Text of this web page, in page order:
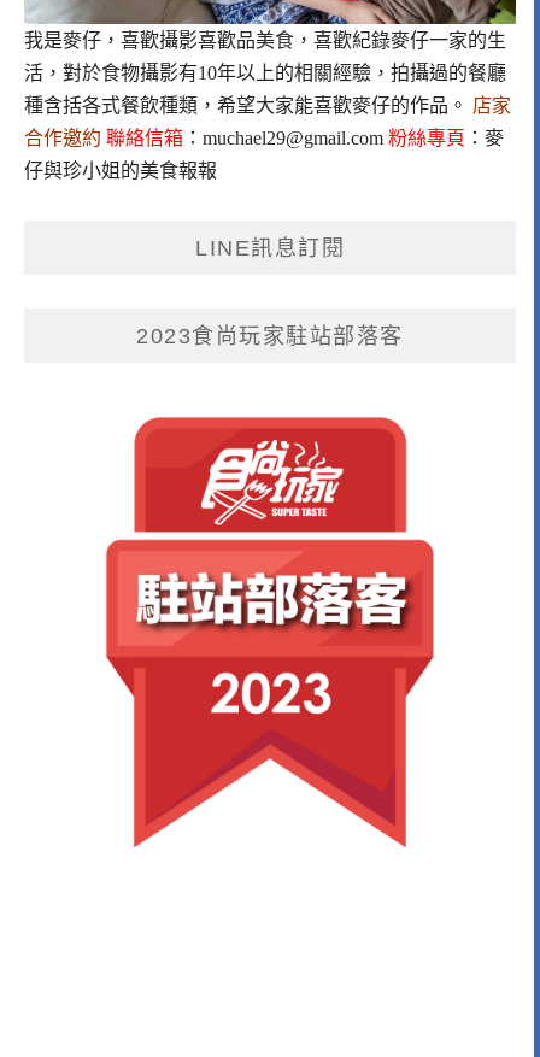
我是麥仔，喜歡攝影喜歡品美食，喜歡紀錄麥仔一家的生
活，對於食物攝影有10年以上的相關經驗，拍攝過的餐廳
種含括各式餐飲種類，希望大家能喜歡麥仔的作品。 店家
合作邀約 聯絡信箱 ： muchael29@gmail.com 粉絲專頁 ： 麥
仔與珍小姐的美食報報
LINE訊息訂閱
2023食尚玩家駐站部落客